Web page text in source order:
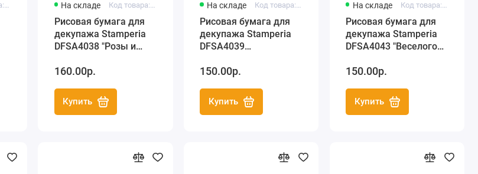
Код товара: DFSA4037 На складе Код товара: DFSA4038
Рисовая бумага для
декупажа Stamperia
DFSA4038 "Розы и
160.00р.
Купить
На складе Код товара: DFSA4039
Рисовая бумага для
декупажа Stamperia
DFSA4039
олень", формат А4
150.00р.
Купить
На складе Код товара: DFSA4043
Рисовая бумага для
декупажа Stamperia
DFSA4043 "Веселого
А4
150.00р.
Купить